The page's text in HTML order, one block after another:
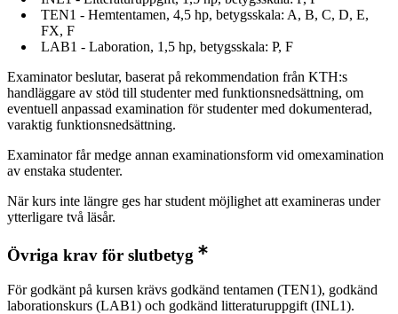
TEN1 - Hemtentamen, 4,5 hp, betygsskala: A, B, C, D, E,
FX, F
LAB1 - Laboration, 1,5 hp, betygsskala: P, F
Examinator beslutar, baserat på rekommendation från KTH:s
handläggare av stöd till studenter med funktionsnedsättning, om
eventuell anpassad examination för studenter med dokumenterad,
varaktig funktionsnedsättning.
Examinator får medge annan examinationsform vid omexamination
av enstaka studenter.
När kurs inte längre ges har student möjlighet att examineras under
ytterligare två läsår.
Övriga krav för slutbetyg
För godkänt på kursen krävs godkänd tentamen (TEN1), godkänd
laborationskurs (LAB1) och godkänd litteraturuppgift (INL1).